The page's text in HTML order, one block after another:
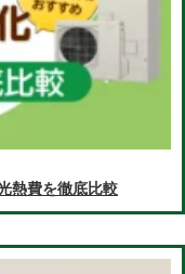
熱費を徹底比較